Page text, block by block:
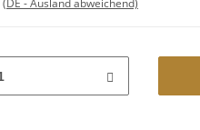
(DE - Ausland abweichend)